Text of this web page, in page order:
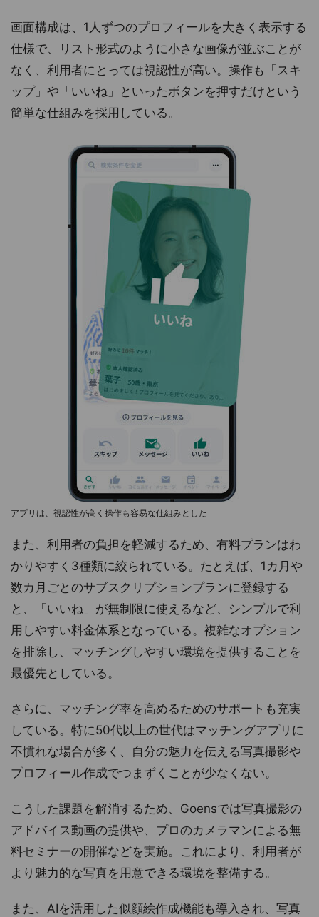
画面構成は、1人ずつのプロフィールを大きく表示する
仕様で、リスト形式のように小さな画像が並ぶことが
なく、利用者にとっては視認性が高い。操作も「スキ
ップ」や「いいね」といったボタンを押すだけという
簡単な仕組みを採用している。
アプリは、視認性が高く操作も容易な仕組みとした
また、利用者の負担を軽減するため、有料プランはわ
かりやすく3種類に絞られている。たとえば、1カ月や
数カ月ごとのサブスクリプションプランに登録する
と、「いいね」が無制限に使えるなど、シンプルで利
用しやすい料金体系となっている。複雑なオプション
を排除し、マッチングしやすい環境を提供することを
最優先としている。
さらに、マッチング率を高めるためのサポートも充実
している。特に50代以上の世代はマッチングアプリに
不慣れな場合が多く、自分の魅力を伝える写真撮影や
プロフィール作成でつまずくことが少なくない。
こうした課題を解消するため、Goensでは写真撮影の
アドバイス動画の提供や、プロのカメラマンによる無
料セミナーの開催などを実施。これにより、利用者が
より魅力的な写真を用意できる環境を整備する。
また、AIを活用した似顔絵作成機能も導入され、写真